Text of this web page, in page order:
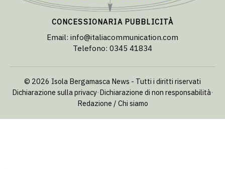
CONCESSIONARIA PUBBLICITÀ
Email: info@italiacommunication.com
Telefono: 0345 41834
© 2026 Isola Bergamasca News - Tutti i diritti riservati
Dichiarazione sulla privacy·Dichiarazione di non responsabilità·
Redazione / Chi siamo